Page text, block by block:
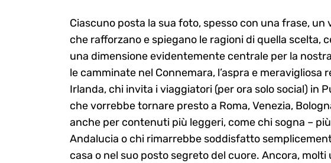
Ciascuno posta la sua foto, spesso con una frase,
che rafforzano e spiegano le ragioni di quella scelta,
una dimensione evidentemente centrale per la
le camminate nel Connemara, l’aspra e meravigliosa
Irlanda, chi invita i viaggiatori (per ora solo social) in
che vorrebbe tornare presto a Roma, Venezia,
anche per contenuti più leggeri, come chi sogna –
Andalucia o chi rimarrebbe soddisfatto
casa o nel suo posto segreto del cuore. Ancora,